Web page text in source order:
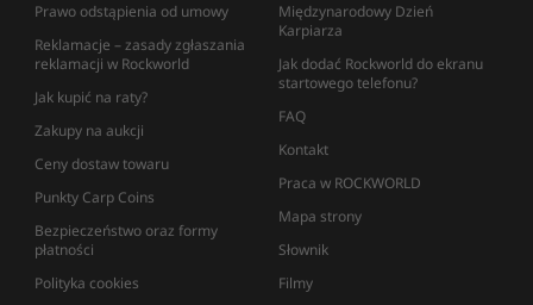
Prawo odstąpienia od umowy
Reklamacje – zasady zgłaszania
reklamacji w Rockworld
Jak kupić na raty?
Zakupy na aukcji
Ceny dostaw towaru
Punkty Carp Coins
Bezpieczeństwo oraz formy
płatności
Polityka cookies
Międzynarodowy Dzień
Karpiarza
Jak dodać Rockworld do ekranu
startowego telefonu?
FAQ
Kontakt
Praca w ROCKWORLD
Mapa strony
Słownik
Filmy